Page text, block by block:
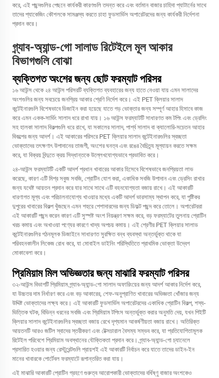
করে, এই পছন্দগুলির পেছনে কার্যকরী কারণগুলি তদন্ত করে এবং বর্তমান বাজার চাহিদা প্যাটার্নের সাথে
তাদের প্যাকেজিং কৌশলকে সামঞ্জস্য করতে চাহা ফুডসার্ভিস অপারেটরদের জন্য কার্যকরী নির্দেশনা
প্রদান করে।
গ্র্যাব-অ্যান্ড-গো সালাড রিটেইলে মূল আকার
বিভাগগুলি বোঝা
ব্যক্তিগত অংশের জন্য ছোট ফরম্যাট পরিসর
১৬ আউন্স থেকে ২৪ আউন্স পরিসরটি ব্যক্তিগত ব্যবহারের জন্য হাতে নেওয়া যায় এমন সালাদের
অংশগুলির জন্য সবচেয়ে জনপ্রিয় আকার শ্রেণি নির্দেশ করে। এই PET ক্লিয়ার সালাদ
কন্টেইনারগুলি বিশেষভাবে ডিজাইন করা হয়েছে যাতে গড় ভোক্তার জন্য সম্পূর্ণ আহার হিসাবে কাজ
করে এমন একক-সার্ভিং সালাদ ধরে রাখা যায়। ১৬ আউন্স ফরম্যাটটি সাধারণত কম টপিং এবং ড্রেসিং
সহ হালকা সালাদ বিকল্পগুলি ধরে রাখে, যা সকালের সালাদ, পার্শ্ব সালাদ বা ক্যালোরি-সচেতন আহার
বিকল্পের জন্য আদর্শ। এই আকারের পরিসরে PET ক্লিয়ার সালাদ কন্টেইনারগুলির স্বচ্ছতা
ভোক্তাদের তৎক্ষণাৎ উপাদানের তাজগী, অংশের ঘনত্ব এবং রঙের বৈচিত্র্য মূল্যায়ন করতে সক্ষম
করে, যা বিক্রয় বিন্দুতে ক্রয় সিদ্ধান্তকে উল্লেখযোগ্যভাবে প্রভাবিত করে।
২৪-আউন্স ফরম্যাটটি একটি আদর্শ প্রধান খাবারের আকার হিসেবে বিশেষভাবে জনপ্রিয়তা লাভ
করেছে, কারণ এটি মিশ্র সবুজ সবজি, প্রোটিন যোগ করা, একাধিক সবজি উপাদান এবং ড্রেসিং রাখার
জন্য যথেষ্ট আয়তন প্রদান করে যার সাথে সাথে এটি বহনযোগ্যতা বজায় রাখে। এই আকারটি
ধারণাগত মূল্য এবং পরিচালনাযোগ্য খাওয়ার মধ্যে একটি আদর্শ ভারসাম্য স্থাপন করে, যা পুষ্টিকর
দুপুরের খাবারের বিকল্প খুঁজছেন এমন শহুরে পেশাদারদের জন্য ডিফল্ট পছন্দ করে তোলে। অপারেটররা
এই আকারটি পছন্দ করেন কারণ এটি সুস্পষ্ট অংশ নিয়ন্ত্রণ সক্ষম করে, বড় ফরম্যাটের তুলনায় প্রোটিন
খরচ কমায় এবং অখাওয়া পণ্যের কারণে খাদ্য অপচয় কমায়। এই শ্রেণীর PET ক্লিয়ার সালাড
কন্টেইনারগুলির গঠনমূলক ডিজাইনে সাধারণত সুরক্ষিত বন্ধ ব্যবস্থা অন্তর্ভুক্ত থাকে যা
পরিবহনকালীন লিকেজ রোধ করে, যা মোবাইল ডাইনিং পরিস্থিতিতে প্রাথমিক ভোক্তা উদ্বেগ
মোকাবেলা করে।
প্রিমিয়াম মিল অভিজ্ঞতার জন্য মাঝারি ফরম্যাট পরিসর
৩২-আউন্স বিভাগটি প্রিমিয়াম গ্র্যাব-অ্যান্ড-গো সালাদ অফারিংয়ের জন্য আদর্শ আকার নির্দেশ করে,
যা উচ্চতর দাম নির্ধারণ করে এবং বড় আকারের, শেফ-অনুপ্রাণিত খাবারের অভিজ্ঞতা খোঁজার জন্য
উদ্দিষ্ট ভোক্তাদের লক্ষ্য করে। এই আকারটি ফুডসার্ভিস অপারেটরদের একাধিক প্রোটিন বিকল্প, শস্য-
ভিত্তিক ঘটক, বিভিন্ন ধরনের সবজি এবং প্রিমিয়াম টপিংস অন্তর্ভুক্ত করার অনুমতি দেয়, যখন পিইটি
ক্লিয়ার সালাদ কন্টেইনারগুলির স্বচ্ছতা বজায় রেখে দৃশ্যমান আকর্ষণীয়তা বজায় রাখে। অতিরিক্ত
আয়তনটি আরও জটিল স্বাদের স্তরীকরণ এবং টেক্সচারাল বৈসম্য সম্ভব করে, যা প্রতিযোগিতামূলক
রিটেইল পরিবেশে প্রিমিয়াম অবস্থানের যৌক্তিকতা প্রদান করে। গ্র্যাব-অ্যান্ড-গো চ্যানেলে
প্রসারিত হওয়ার জন্য রেস্টুরেন্টগুলি প্রায়শই এই আকারটি নির্বাচন করে যাতে তাদের ডাইন-ইন
মানের খাবারকে পোর্টেবল ফরম্যাটে রূপান্তরিত করা যায়।
এই মাঝারি আকারটি প্রোটিন গ্রহণে গুরুত্ব আরোপকারী ভোক্তাদের বর্ধিষ্ণু বাজার অংশকেও